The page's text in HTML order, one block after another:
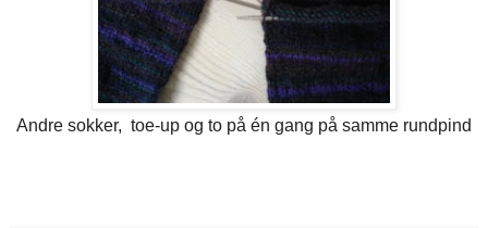
Andre sokker, toe-up og to på én gang på samme rundpind